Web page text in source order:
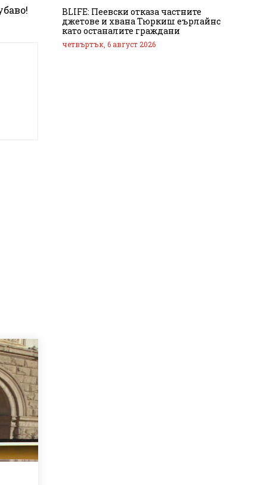
BLIFE: Пеевски отказа частните
джетове и хвана Тюркиш еърлайнс
като останалите граждани
четвъртък, 6 август 2026